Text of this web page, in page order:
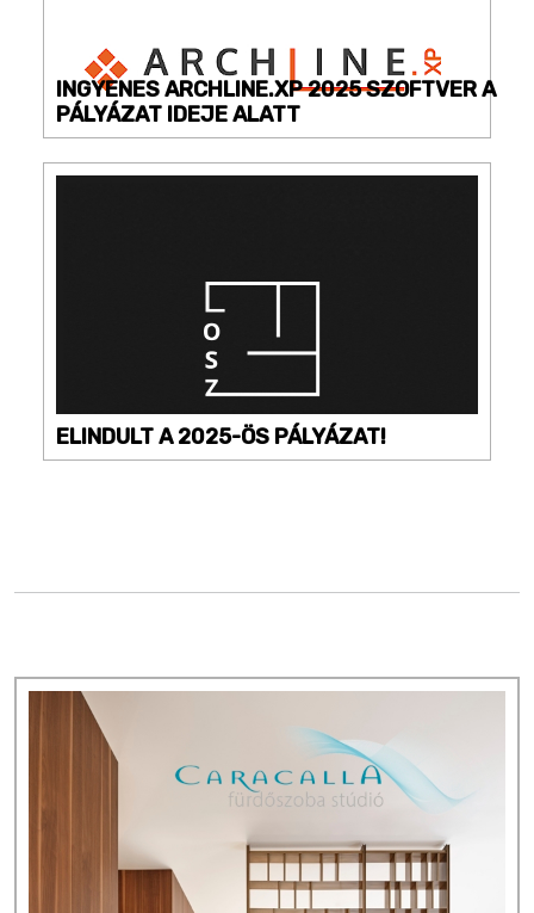
INGYENES ARCHLINE.XP 2025 SZOFTVER A
PÁLYÁZAT IDEJE ALATT
ELINDULT A 2025-ÖS PÁLYÁZAT!